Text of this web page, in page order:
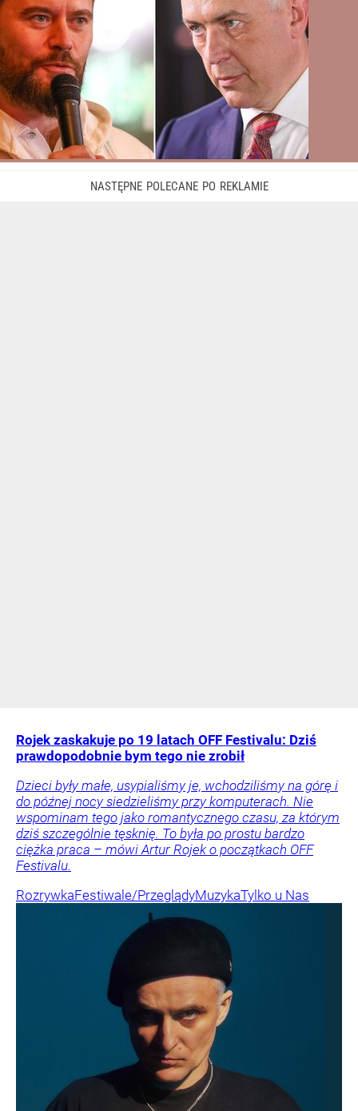
Rojek zaskakuje po 19 latach OFF Festivalu: Dziś
prawdopodobnie bym tego nie zrobił
Dzieci były małe, usypialiśmy je, wchodziliśmy na górę i
do późnej nocy siedzieliśmy przy komputerach. Nie
wspominam tego jako romantycznego czasu, za którym
dziś szczególnie tęsknię. To była po prostu bardzo
ciężka praca – mówi Artur Rojek o początkach OFF
Festivalu.
RozrywkaFestiwale/PrzeglądyMuzykaTylko u Nas